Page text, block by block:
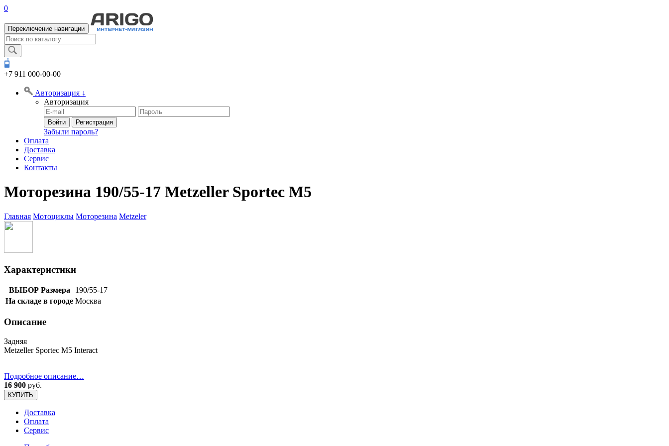
0
Переключение навигации
+7 911 000-00-00
Авторизация ↓
Авторизация
Войти Регистрация
Забыли пароль?
Оплата
Доставка
Сервис
Контакты
Моторезина 190/55-17 Metzeller Sportec M5
Главная Мотоциклы Моторезина Metzeler
Характеристики
ВЫБОР Размера
190/55-17
На складе в городе Москва
Описание
Задняя
Metzeller Sportec M5 Interact
Подробное описание…
16 900 руб.
КУПИТЬ
Доставка
Оплата
Сервис